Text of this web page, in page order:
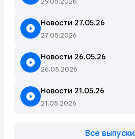
Новости 27.05.26
27.05.2026
Новости 26.05.26
26.05.2026
Новости 21.05.26
21.05.2026
Все выпуски